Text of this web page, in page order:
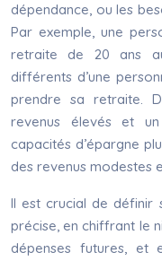
dépendance, ou les
Par exemple, une
retraite de 20 ans
différents d’une
prendre sa retraite.
revenus élevés et
capacités d’épargne
des revenus modestes
Il est crucial de définir
précise, en chiffrant le
dépenses futures, et